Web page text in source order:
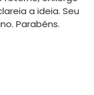
a ideia. Seu
Parabéns.